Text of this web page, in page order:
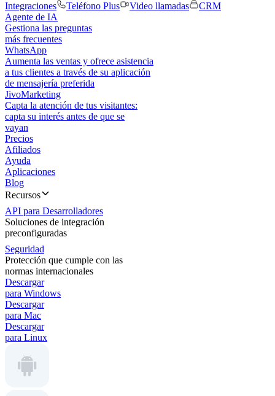
Integraciones
Teléfono Plus Video llamadas
CRM
Agente de IA
Gestiona las preguntas
más frecuentes
WhatsApp
Aumenta las ventas y ofrece asistencia
a tus clientes a través de su aplicación
de mensajería preferida
JivoMarketing
Capta la atención de tus visitantes:
capta su interés antes de que se
vayan
Precios
Afiliados
Ayuda
Aplicaciones
Blog
Recursos
API para Desarrolladores
Soluciones de integración
preconfiguradas
Seguridad
Protección que cumple con las
normas internacionales
Descargar
para Windows
Descargar
para Mac
Descargar
para Linux